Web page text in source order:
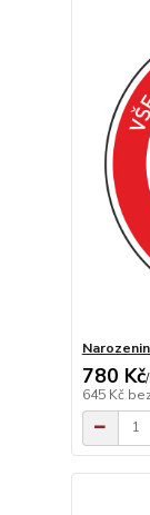
780 Kč/
645 Kč